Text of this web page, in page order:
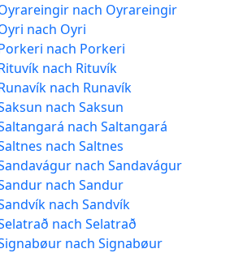
nach Oyrareingir
nach Oyri
nach Porkeri
nach Rituvík
nach Runavík
nach Saksun
nach Saltangará
nach Saltnes
nach Sandavágur
nach Sandur
nach Sandvík
nach Selatrað
nach Signabøur